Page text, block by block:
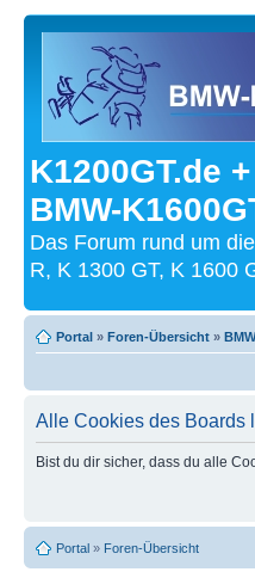
K1200GT.de
BMW-
Das Forum rund um
R, K 1300 GT, K 1600
Portal » Foren-Übersicht »
Alle Cookies des Boards
Bist du dir sicher, dass du alle
Portal » Foren-Übersicht